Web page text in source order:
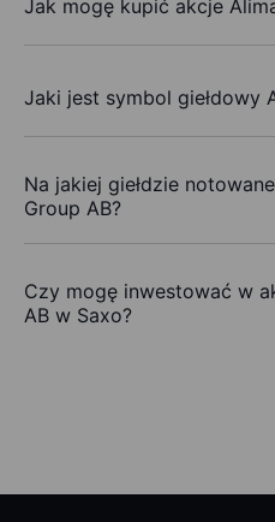
Jak mogę kupić akcje
Jaki jest symbol giełdowy
Na jakiej giełdzie
Group AB?
Czy mogę inwestować w
AB w Saxo?